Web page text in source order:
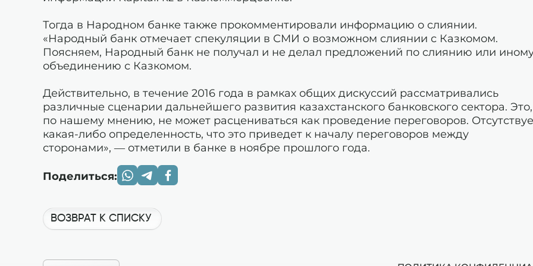
Тогда в Народном банке также прокомментировали информацию о слиянии.
«Народный банк отмечает спекуляции в СМИ о возможном слиянии с Казкомом.
Поясняем, Народный банк не получал и не делал предложений по слиянию или
объединению с Казкомом.
Действительно, в течение 2016 года в рамках общих дискуссий рассматривались
различные сценарии дальнейшего развития казахстанского банковского сектора. Это,
по нашему мнению, не может расцениваться как проведение переговоров.
какая-либо определенность, что это приведет к началу переговоров между
сторонами», — отметили в банке в ноябре прошлого года.
Поделиться:
ВОЗВРАТ К СПИСКУ